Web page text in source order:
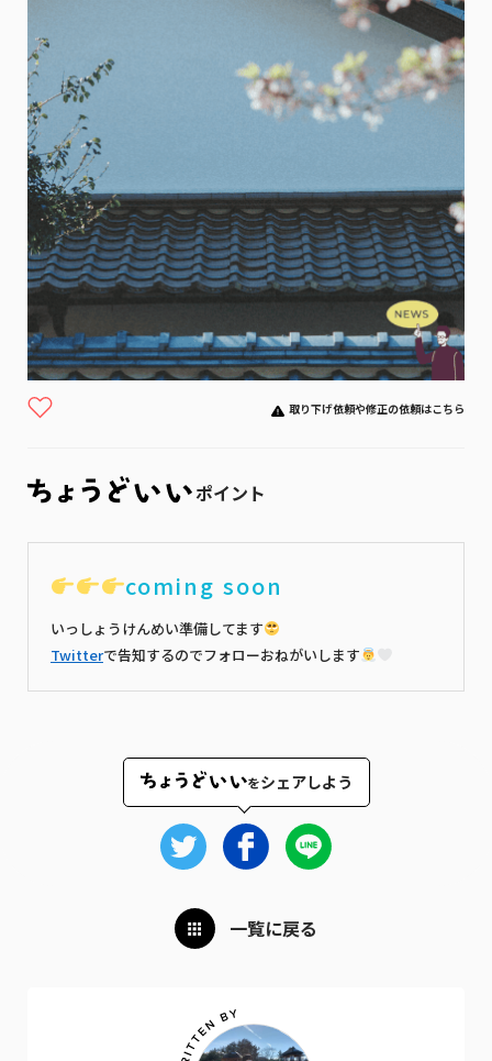
取り下げ依頼や修正の依頼はこちら
ポイント
coming soon
いっしょうけんめい準備してます
Twitterで告知するのでフォローおねがいします
をシェアしよう
一覧に戻る